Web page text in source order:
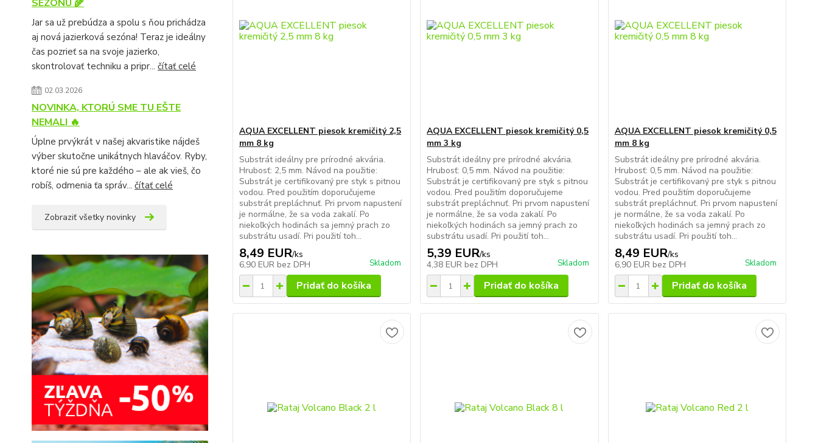
SEZÓNU 🌾
Jar sa už prebúdza a spolu s ňou prichádza
aj nová jazierková sezóna! Teraz je ideálny
čas pozrieť sa na svoje jazierko,
skontrolovať techniku a pripr... čítať celé
02.03.2026
NOVINKA, KTORÚ SME TU EŠTE
NEMALI 🔥
Úplne prvýkrát v našej akvaristike nájdeš
výber skutočne unikátnych hlaváčov. Ryby,
ktoré nie sú pre každého – ale ak vieš, čo
robíš, odmenia ťa správ... čítať celé
Zobraziť všetky novinky
AQUA EXCELLENT piesok kremičitý 2,5
mm 8 kg
Substrát ideálny pre prírodné akvária.
Hrubosť: 2,5 mm. Návod na použitie:
Substrát je certifikovaný pre styk s pitnou
vodou. Pred použitím doporučujeme
substrát prepláchnuť. Pri prvom napustení
je normálne, že sa voda zakalí. Po
niekoľkých hodinách sa jemný prach zo
substrátu usadí. Pri použití toh...
8,49 EUR/ks
6,90 EUR bez DPH Skladom
Pridať do košíka
AQUA EXCELLENT piesok kremičitý 0,5
mm 3 kg
Substrát ideálny pre prírodné akvária.
Hrubosť: 0,5 mm. Návod na použitie:
Substrát je certifikovaný pre styk s pitnou
vodou. Pred použitím doporučujeme
substrát prepláchnuť. Pri prvom napustení
je normálne, že sa voda zakalí. Po
niekoľkých hodinách sa jemný prach zo
substrátu usadí. Pri použití toh...
5,39 EUR/ks
4,38 EUR bez DPH Skladom
Pridať do košíka
AQUA EXCELLENT piesok kremičitý 0,5
mm 8 kg
Substrát ideálny pre prírodné akvária.
Hrubosť: 0,5 mm. Návod na použitie:
Substrát je certifikovaný pre styk s pitnou
vodou. Pred použitím doporučujeme
substrát prepláchnuť. Pri prvom napustení
je normálne, že sa voda zakalí. Po
niekoľkých hodinách sa jemný prach zo
substrátu usadí. Pri použití toh...
8,49 EUR/ks
6,90 EUR bez DPH Skladom
Pridať do košíka